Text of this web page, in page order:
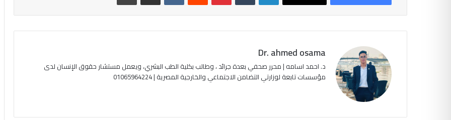
Dr. ahmed osama
د. احمد اسامه | محرر صحفي بعدة جرائد ، وطالب بكلية الطب البشري، ويعمل مستشار حقوق الإنسان لدى
مؤسسات تابعة لوزارتي التضامن الاجتماعي والخارجية المصرية | 01065964224